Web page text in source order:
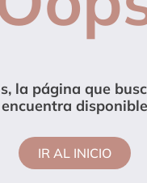
la página que
encuentra disponible
IR AL INICIO